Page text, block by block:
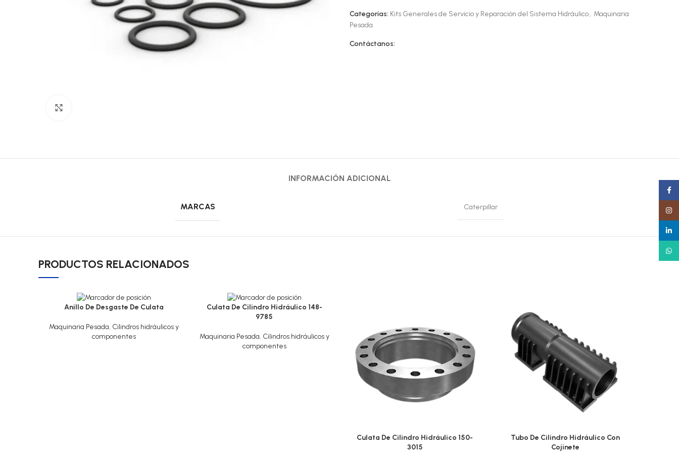
Categorías: Kits Generales de Servicio y Reparación del Sistema Hidráulico, Maquinaria
Pesada
Contáctanos:
INFORMACIÓN ADICIONAL
MARCAS Caterpillar
PRODUCTOS RELACIONADOS
Anillo De Desgaste De Culata
Maquinaria Pesada, Cilindros hidráulicos y
componentes
Culata De Cilindro Hidráulico 148-
9785
Maquinaria Pesada, Cilindros hidráulicos y
componentes
Culata De Cilindro Hidráulico 150-
3015
Tubo De Cilindro Hidráulico Con
Cojinete